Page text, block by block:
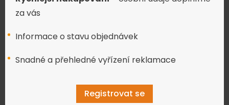
za vás
Informace o stavu objednávek
Snadné a přehledné vyřízení reklamace
Registrovat se